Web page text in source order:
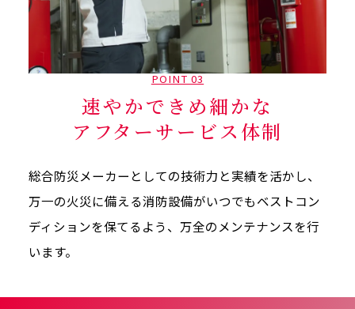
POINT 03
速やかできめ細かな
アフターサービス体制
総合防災メーカーとしての技術力と実績を活かし、
万一の火災に備える消防設備がいつでもベストコン
ディションを保てるよう、万全のメンテナンスを行
います。